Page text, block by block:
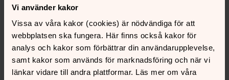
Vi använder kakor
Vissa av våra kakor (cookies) är nödvändiga för att
webbplatsen ska fungera. Här finns också kakor för
analys och kakor som förbättrar din användarupplevelse,
samt kakor som används för marknadsföring och när vi
länkar vidare till andra plattformar. Läs mer om våra
KaveRösterna
Välkommen att sjunga och utveckla din röst!
Ten to Teens
Kören för dig som går i åk. 4–6.